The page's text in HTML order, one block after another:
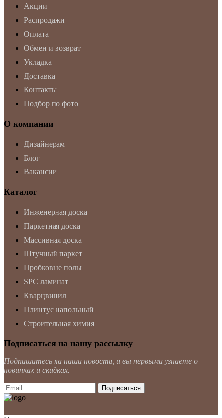
Акции
Распродажи
Оплата
Обмен и возврат
Укладка
Доставка
Контакты
Подбор по фото
О компании
Дизайнерам
Блог
Вакансии
Каталог
Инженерная доска
Паркетная доска
Массивная доска
Штучный паркет
Пробковые полы
SPC ламинат
Кварцвинил
Плинтус напольный
Строительная химия
Подписаться на нашу рассылку
Подпишитесь на наши новости, и вы первыми узнаете о
новинках и скидках.